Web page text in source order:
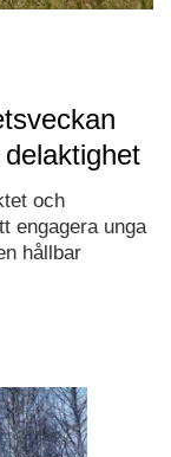
och
engagera unga
hållbar